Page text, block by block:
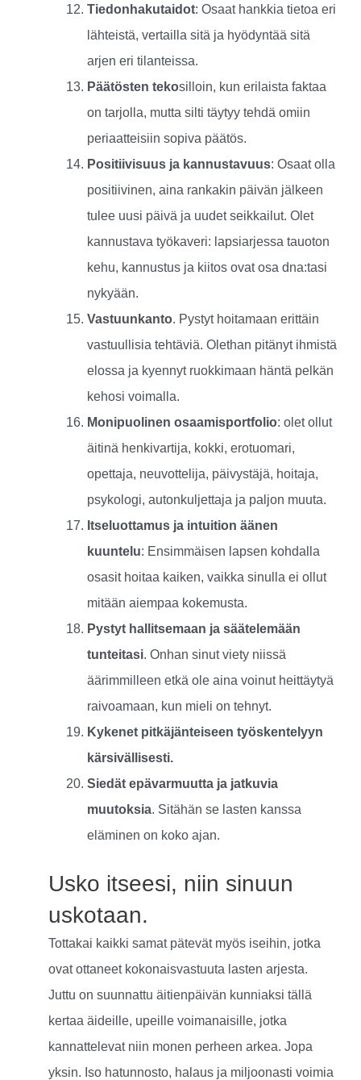
Tiedonhakutaidot: Osaat hankkia tietoa eri
lähteistä, vertailla sitä ja hyödyntää sitä
arjen eri tilanteissa.
Päätösten tekosilloin, kun erilaista faktaa
on tarjolla, mutta silti täytyy tehdä omiin
periaatteisiin sopiva päätös.
Positiivisuus ja kannustavuus: Osaat olla
positiivinen, aina rankakin päivän jälkeen
tulee uusi päivä ja uudet seikkailut. Olet
kannustava työkaveri: lapsiarjessa tauoton
kehu, kannustus ja kiitos ovat osa dna:tasi
nykyään.
Vastuunkanto. Pystyt hoitamaan erittäin
vastuullisia tehtäviä. Olethan pitänyt ihmistä
elossa ja kyennyt ruokkimaan häntä pelkän
kehosi voimalla.
Monipuolinen osaamisportfolio: olet ollut
äitinä henkivartija, kokki, erotuomari,
opettaja, neuvottelija, päivystäjä, hoitaja,
psykologi, autonkuljettaja ja paljon muuta.
Itseluottamus ja intuition äänen
kuuntelu: Ensimmäisen lapsen kohdalla
osasit hoitaa kaiken, vaikka sinulla ei ollut
mitään aiempaa kokemusta.
Pystyt hallitsemaan ja säätelemään
tunteitasi. Onhan sinut viety niissä
äärimmilleen etkä ole aina voinut heittäytyä
raivoamaan, kun mieli on tehnyt.
Kykenet pitkäjänteiseen työskentelyyn
kärsivällisesti.
Siedät epävarmuutta ja jatkuvia
muutoksia. Sitähän se lasten kanssa
eläminen on koko ajan.
Usko itseesi, niin sinuun
uskotaan.
Tottakai kaikki samat pätevät myös iseihin, jotka
ovat ottaneet kokonaisvastuuta lasten arjesta.
Juttu on suunnattu äitienpäivän kunniaksi tällä
kertaa äideille, upeille voimanaisille, jotka
kannattelevat niin monen perheen arkea. Jopa
yksin. Iso hatunnosto, halaus ja miljoonasti voimia